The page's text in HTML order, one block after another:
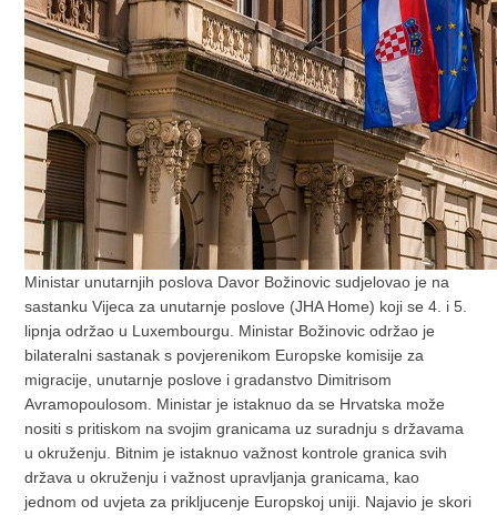
Ministar unutarnjih poslova Davor Božinovic sudjelovao je na
sastanku Vijeca za unutarnje poslove (JHA Home) koji se 4. i 5.
lipnja održao u Luxembourgu. Ministar Božinovic održao je
bilateralni sastanak s povjerenikom Europske komisije za
migracije, unutarnje poslove i gradanstvo Dimitrisom
Avramopoulosom. Ministar je istaknuo da se Hrvatska može
nositi s pritiskom na svojim granicama uz suradnju s državama
u okruženju. Bitnim je istaknuo važnost kontrole granica svih
država u okruženju i važnost upravljanja granicama, kao
jednom od uvjeta za prikljucenje Europskoj uniji. Najavio je skori